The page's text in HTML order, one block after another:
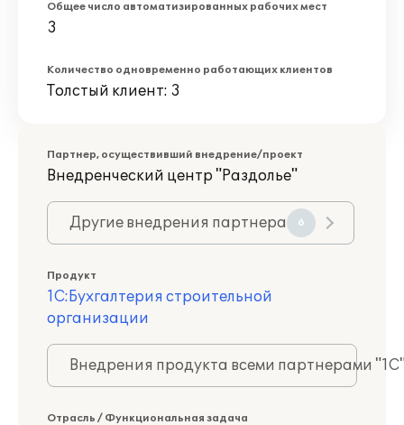
Общее число автоматизированных рабочих мест
3
Количество одновременно работающих клиентов
Толстый клиент: 3
Партнер, осуществивший внедрение/проект
Внедренческий центр "Раздолье"
Другие внедрения партнера 6
Продукт
1С:Бухгалтерия строительной
организации
Внедрения продукта всеми партнерами
Отрасль / Функциональная задача